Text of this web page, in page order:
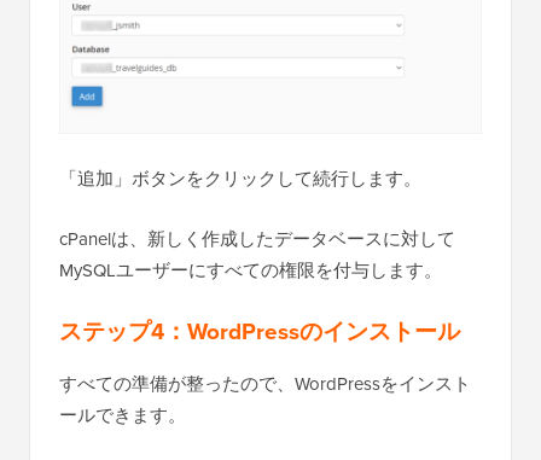
「追加」ボタンをクリックして続行します。
cPanelは、新しく作成したデータベースに対して
MySQLユーザーにすべての権限を付与します。
ステップ4：WordPressのインストール
すべての準備が整ったので、WordPressをインスト
ールできます。